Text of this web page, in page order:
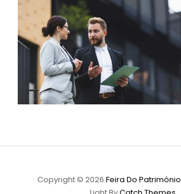
Copyright © 2026 Feira Do Património